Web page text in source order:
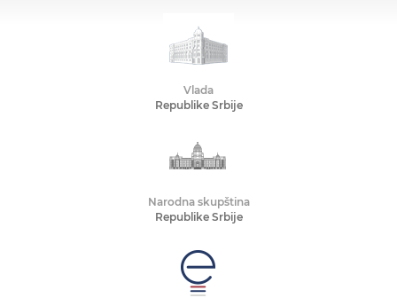
Vlada
Republike Srbije
Narodna skupština
Republike Srbije